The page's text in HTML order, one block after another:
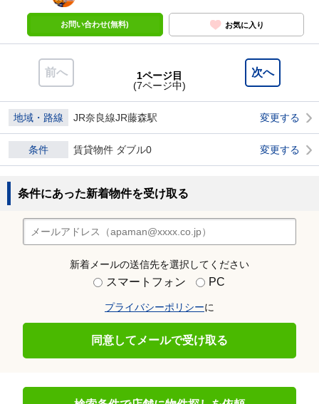
お問い合わせ(無料) お気に入り
前へ 次へ
1ページ目
(7ページ中)
地域・路線 JR奈良線JR藤森駅 変更する
条件 賃貸物件 ダブル0 変更する
条件にあった新着物件を受け取る
新着メールの送信先を選択してください
スマートフォン PC
プライバシーポリシーに
同意してメールで受け取る